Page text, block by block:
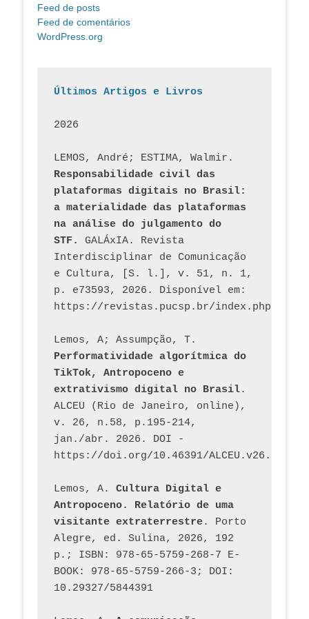
Feed de posts
Feed de comentários
WordPress.org
Últimos Artigos e Livros
2026
Responsabilidade civil das
plataformas digitais no Brasil:
a materialidade das plataformas
na análise do julgamento do
STF.
GALÁxIA. Revista
Interdisciplinar de Comunicação
e Cultura, [S. l.], v. 51, n. 1,
p. e73593, 2026. Disponível em:
Performatividade algorítmica do
TikTok, Antropoceno e
extrativismo digital no Brasil.
ALCEU (Rio de Janeiro, online),
v. 26, n.58, p.195-214,
jan./abr. 2026. DOI -
https://doi.org/10.46391/
Lemos, A. Cultura Digital e
Antropoceno. Relatório de uma
visitante extraterrestre. Porto
Alegre, ed. Sulina, 2026, 192
p.; ISBN: 978-65-5759-268-7 E-
BOOK: 978-65-5759-266-3; DOI:
10.29327/5844391